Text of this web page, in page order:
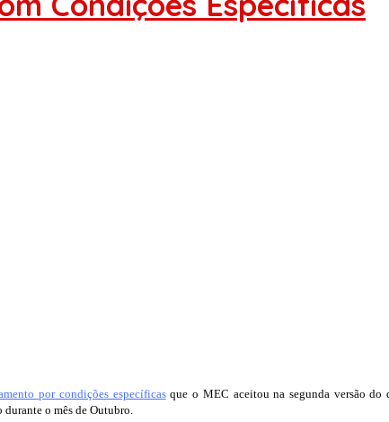
por condições específicasque o MEC aceitou na segunda versão do
o mês de Outubro.